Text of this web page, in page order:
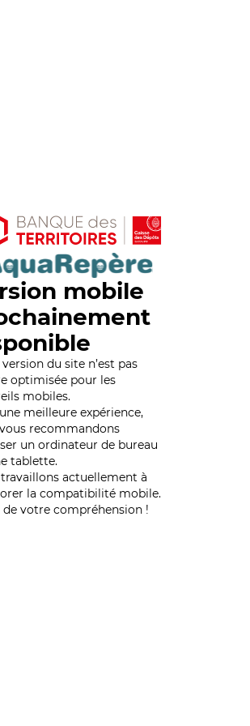
mobile
du site n’est pas
optimisée pour les
mobiles.
meilleure expérience,
recommandons
un ordinateur de bureau
tablette.
actuellement à
la compatibilité mobile.
de votre compréhension !